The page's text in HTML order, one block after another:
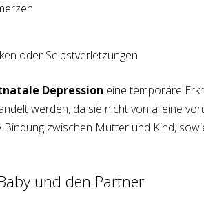
oder Selbstverletzungen
Depression eine temporäre
werden, da sie nicht von alleine
Bindung zwischen Mutter und Kind,
und den Partner